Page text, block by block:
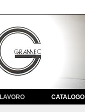
LAVORO CATALOGO